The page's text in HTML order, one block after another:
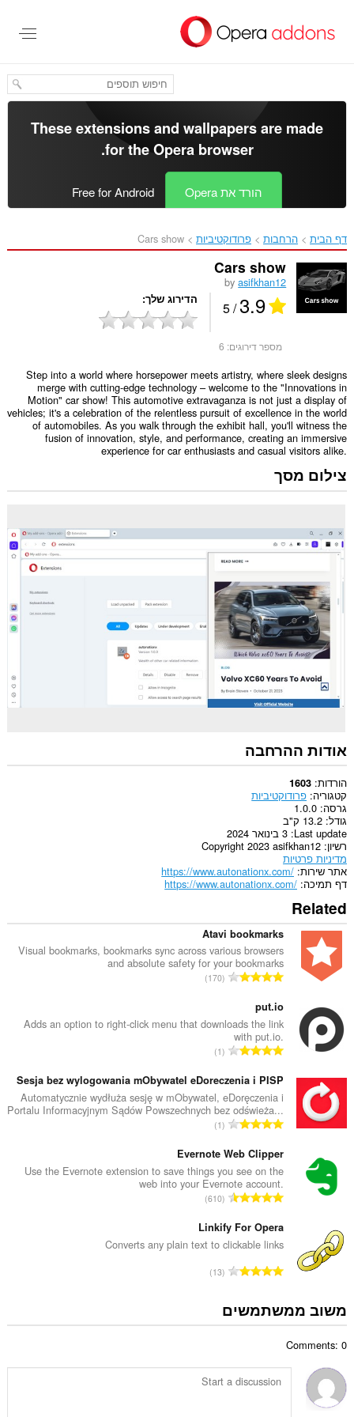
העיקרי
These extensions and wallpapers are made
for theOpera browser
.
הורד את Opera Free for Android
דף הבית הרחבות פרודוקטיביות Cars show‎
Cars show
byasifkhan12
3.9
/ 5 הדירוג שלך
מספר דירוגים: 6
Step into a world where horsepower meets artistry, where sleek designs
merge with cutting-edge technology – welcome to the "Innovations in
Motion" car show! This automotive extravaganza is not just a display of
vehicles; it's a celebration of the relentless pursuit of excellence in the world
of automobiles. As you walk through the exhibit hall, you'll witness the
fusion of innovation, style, and performance, creating an immersive
experience for car enthusiasts and casual visitors alike.
צילום מסך
אודות ההרחבה
הורדות 1603
קטגוריה פרודוקטיביות
גרסה 1.0.0
גודל 13.2 ק"ב
Last update 3 בינואר 2024
רשיון Copyright 2023 asifkhan12
מדיניות פרטיות
אתר שירות https://www.autonationx.com/
דף תמיכה https://www.autonationx.com/
Related
Atavi bookmarks
Visual bookmarks, bookmarks sync across various browsers
and absolute safety for your bookmarks
מ
ר
י
ו
ג
י
ם
:
170
put.io
Adds an option to right-click menu that downloads the link
with put.io.
מ
פ
ר
ד
י
ו
ג
י
ם
:
1
Sesja bez wylogowania mObywatel eDoreczenia i PISP
Automatycznie wydłuża sesję w mObywatel, eDoręczenia i
Portalu Informacyjnym Sądów Powszechnych bez odświeża...
מ
פ
ר
ד
י
ו
ג
י
ם
1
Evernote Web Clipper
Use the Evernote extension to save things you see on the
web into your Evernote account.
מ
פ
ר
י
ו
ג
:
610
Linkify For Opera
Converts any plain text to clickable links
מ
ר
ר
ו
13
משוב ממשתמשים
Comments: 0